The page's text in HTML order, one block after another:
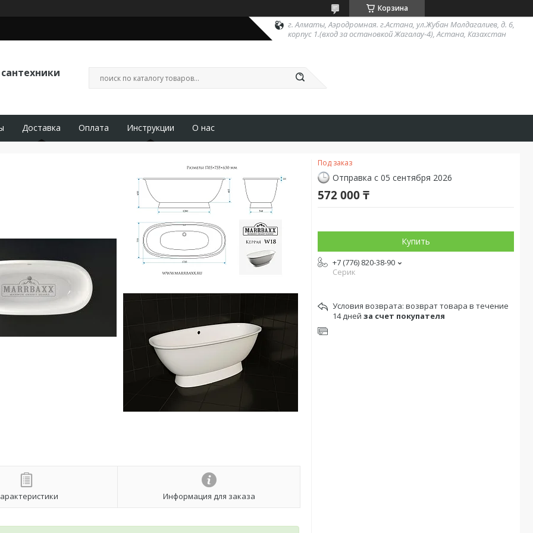
Корзина
г. Алматы, Аэродромная. г.Астана, ул.Жубан Молдагалиев, д. 6,
корпус 1.(вход за остановкой Жагалау-4), Астана, Казахстан
Доставка Оплата Инструкции О нас
Информация для заказа
Под заказ
Отправка с 05 сентября 2026
572 000 ₸
Купить
+7 (776) 820-38-90
Серик
возврат товара в течение
14 дней за счет покупателя